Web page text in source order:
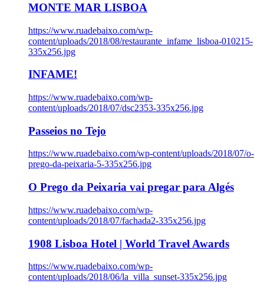
MONTE MAR LISBOA
https://www.ruadebaixo.com/wp-
content/uploads/2018/08/restaurante_infame_lisboa-010215-
335x256.jpg
INFAME!
https://www.ruadebaixo.com/wp-
content/uploads/2018/07/dsc2353-335x256.jpg
Passeios no Tejo
https://www.ruadebaixo.com/wp-content/uploads/2018/07/o-
prego-da-peixaria-5-335x256.jpg
O Prego da Peixaria vai pregar para Algés
https://www.ruadebaixo.com/wp-
content/uploads/2018/07/fachada2-335x256.jpg
1908 Lisboa Hotel | World Travel Awards
https://www.ruadebaixo.com/wp-
content/uploads/2018/06/la_villa_sunset-335x256.jpg